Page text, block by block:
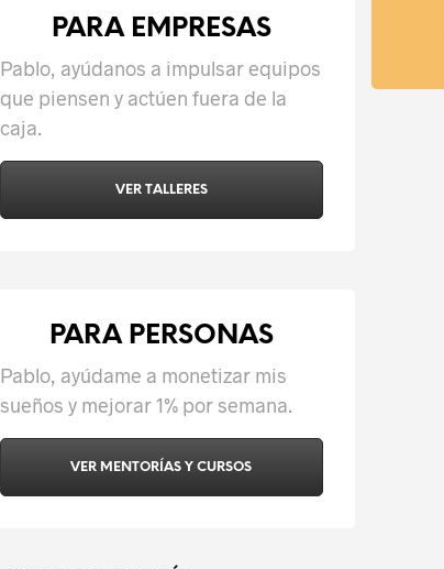
PARA EMPRESAS
Pablo, ayúdanos a impulsar equipos
que piensen y actúen fuera de la
caja.
VER TALLERES
PARA PERSONAS
Pablo, ayúdame a monetizar mis
sueños y mejorar 1% por semana.
VER MENTORÍAS Y CURSOS